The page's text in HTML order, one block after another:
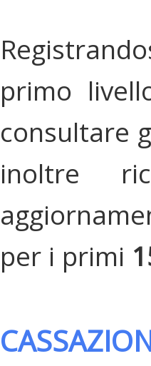
primo
consultare
inoltre
per i primi